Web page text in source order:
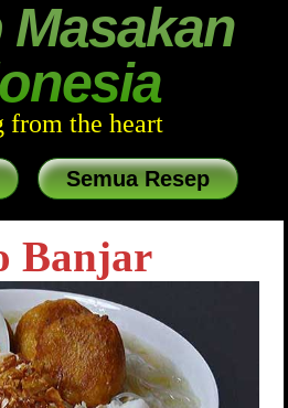
Masakan
from the heart
Semua Resep
Banjar